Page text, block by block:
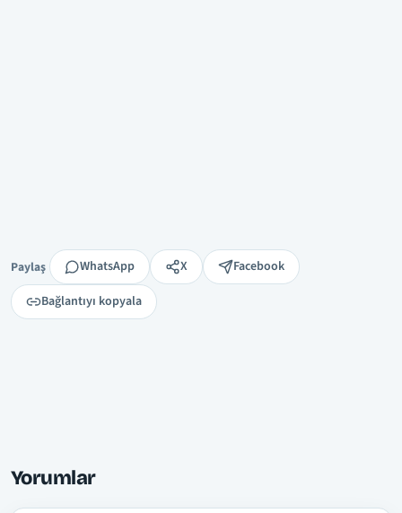
Paylaş
Paylaş WhatsApp X
Facebook
Bağlantıyı kopyala
Yorumlar